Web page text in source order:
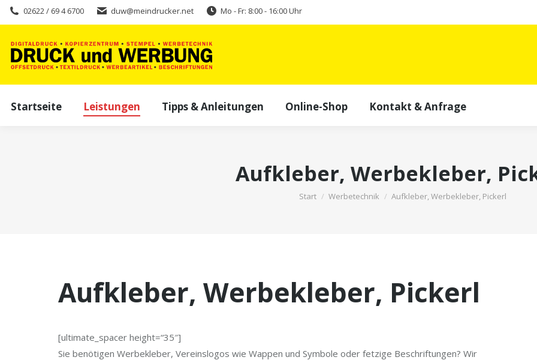
02622 / 69 4 6700 duw@meindrucker.net Mo - Fr: 8:00 - 16:00 Uhr
Startseite Leistungen Tipps & Anleitungen Online-Shop Kontakt & Anfrage
Aufkleber, Werbekleber,
Sie befinden sich hier:
Start Werbetechnik Aufkleber, Werbekleber, Pickerl
Aufkleber, Werbekleber, Pickerl
[ultimate_spacer height=“35″]
Sie benötigen Werbekleber, Vereinslogos wie Wappen und Symbole oder fetzige Beschriftungen? Wir